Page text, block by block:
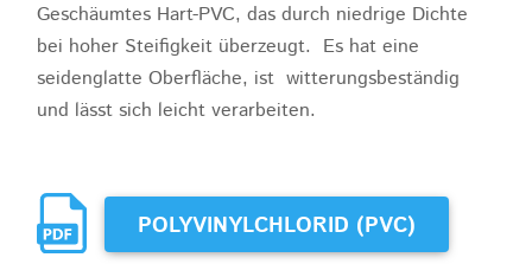
Geschäumtes Hart-PVC, das durch niedrige Dichte
bei hoher Steifigkeit überzeugt. Es hat eine
seidenglatte Oberfläche, ist witterungsbeständig
und lässt sich leicht verarbeiten.
POLYVINYLCHLORID (PVC)